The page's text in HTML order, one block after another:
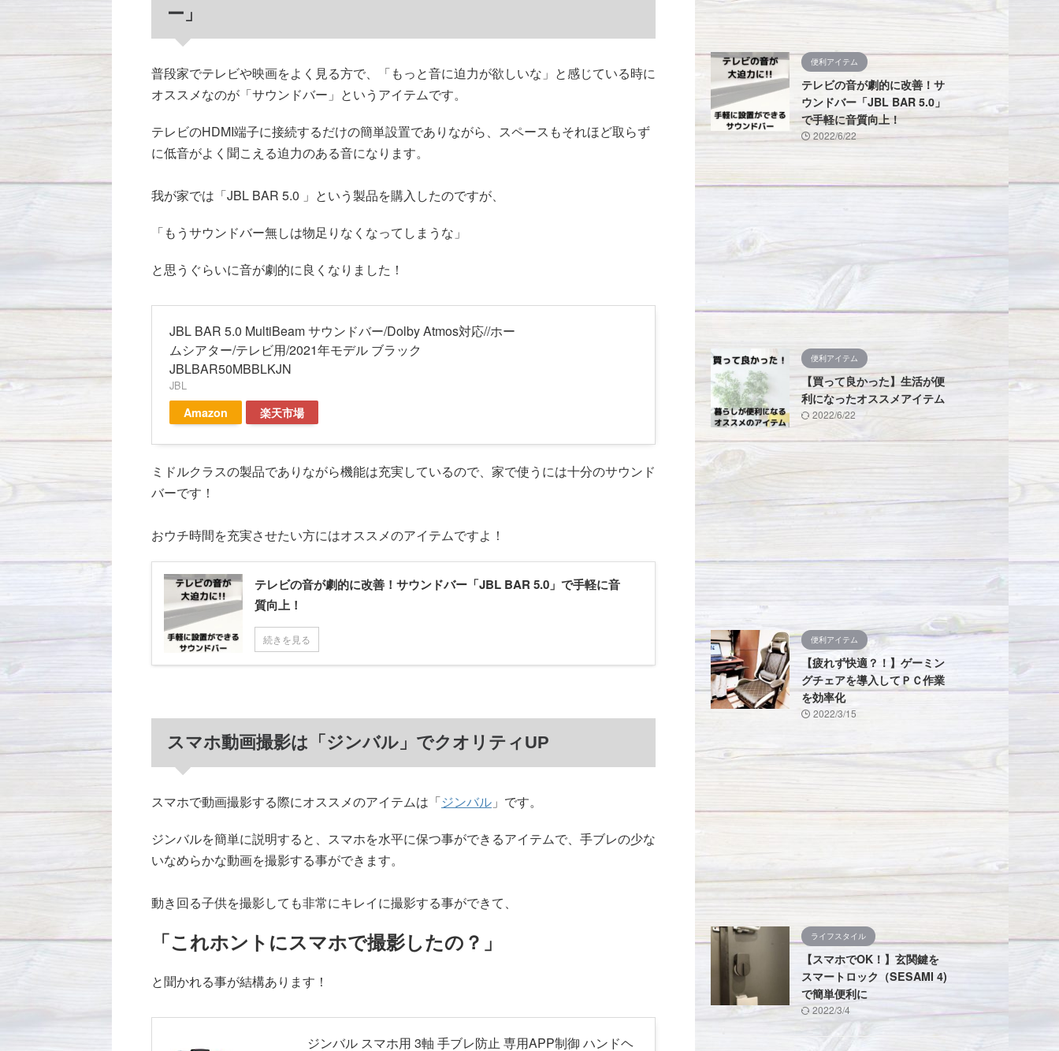
ー」
普段家でテレビや映画をよく見る方で、「もっと音に迫力が欲しいな」と感じている時に
オススメなのが「サウンドバー」というアイテムです。
テレビのHDMI端子に接続するだけの簡単設置でありながら、スペースもそれほど取らず
に低音がよく聞こえる迫力のある音になります。
我が家では「JBL BAR 5.0 」という製品を購入したのですが、
「もうサウンドバー無しは物足りなくなってしまうな」
と思うぐらいに音が劇的に良くなりました！
JBL BAR 5.0 MultiBeam サウンドバー/Dolby Atmos対応//ホー
ムシアター/テレビ用/2021年モデル ブラック
JBLBAR50MBBLKJN
JBL
Amazon 楽天市場
ミドルクラスの製品でありながら機能は充実しているので、家で使うには十分のサウンド
バーです！
おウチ時間を充実させたい方にはオススメのアイテムですよ！
テレビの音が劇的に改善！サウンドバー「JBL BAR 5.0」で手軽に音
質向上！
続きを見る
スマホ動画撮影は「ジンバル」でクオリティUP
スマホで動画撮影する際にオススメのアイテムは「ジンバル 」です。
ジンバルを簡単に説明すると、スマホを水平に保つ事ができるアイテムで、手ブレの少な
いなめらかな動画を撮影する事ができます。
動き回る子供を撮影しても非常にキレイに撮影する事ができて、
「これホントにスマホで撮影したの？」
と聞かれる事が結構あります！
ジンバル スマホ用 3軸 手ブレ防止 専用APP制御 ハンドヘ
便利アイテム
テレビの音が劇的に改善！サ
ウンドバー「JBL BAR 5.0」
で手軽に音質向上！
2022/6/22
便利アイテム
【買って良かった】生活が便
利になったオススメアイテム
2022/6/22
便利アイテム
【疲れず快適？！】ゲーミン
グチェアを導入してＰＣ作業
を効率化
2022/3/15
ライフスタイル
【スマホでOK！】玄関鍵を
スマートロック（SESAMI 4)
で簡単便利に
2022/3/4